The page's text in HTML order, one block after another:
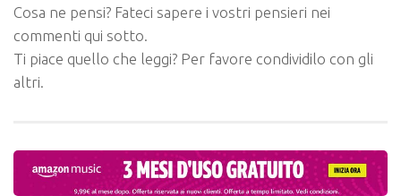
Cosa ne pensi? Fateci sapere i vostri pensieri nei
commenti qui sotto.
Ti piace quello che leggi? Per favore condividilo con gli
altri.